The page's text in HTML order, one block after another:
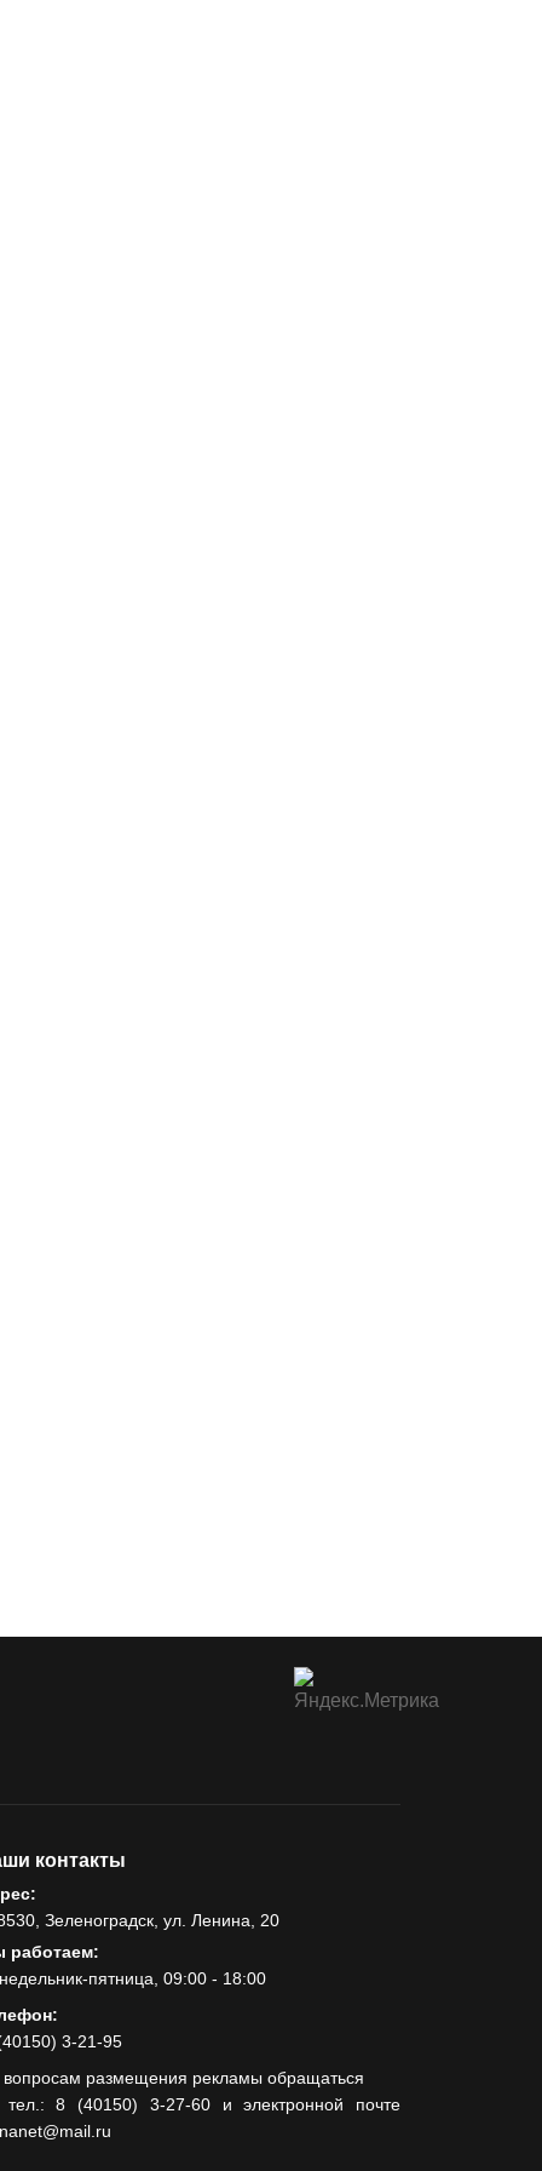
контакты
Зеленоградск, ул. Ленина, 20
работаем:
пятница, 09:00 - 18:00
3-21-95
размещения рекламы обращаться
тел.: 8 (40150) 3-27-60 и электронной почте